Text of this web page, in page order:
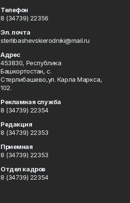
Телефон
8 (34739) 22356
Эл. почта
sterlibashevskierodniki@mail.ru
Адрес
453830, Республика
Башкортостан, c.
Стерлибашево,ул. Карла Маркса,
102.
Рекламная служба
8 (34739) 22354
Редакция
8 (34739) 22353
Приемная
8 (34739) 22353
Отдел кадров
8 (34739) 22354